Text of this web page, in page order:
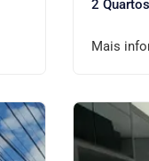
2 Quartos
Mais